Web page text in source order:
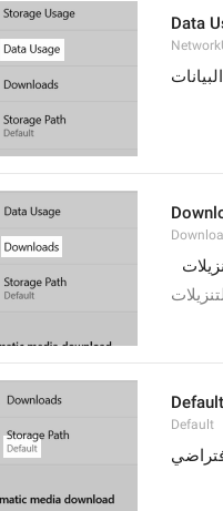
Data
Default
Default